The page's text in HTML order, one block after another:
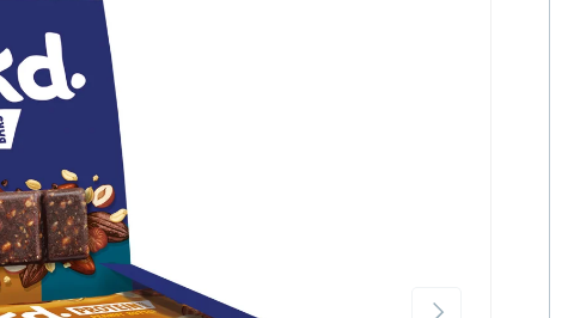
Volgende